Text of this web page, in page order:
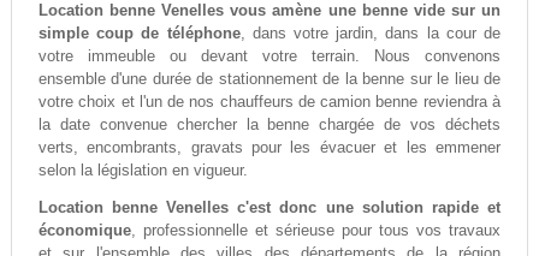
Location benne Venelles vous amène une benne vide sur un
simple coup de téléphone, dans votre jardin, dans la cour de
votre immeuble ou devant votre terrain. Nous convenons
ensemble d'une durée de stationnement de la benne sur le lieu de
votre choix et l'un de nos chauffeurs de camion benne reviendra à
la date convenue chercher la benne chargée de vos déchets
verts, encombrants, gravats pour les évacuer et les emmener
selon la législation en vigueur.
Location benne Venelles c'est donc une solution rapide et
économique, professionnelle et sérieuse pour tous vos travaux